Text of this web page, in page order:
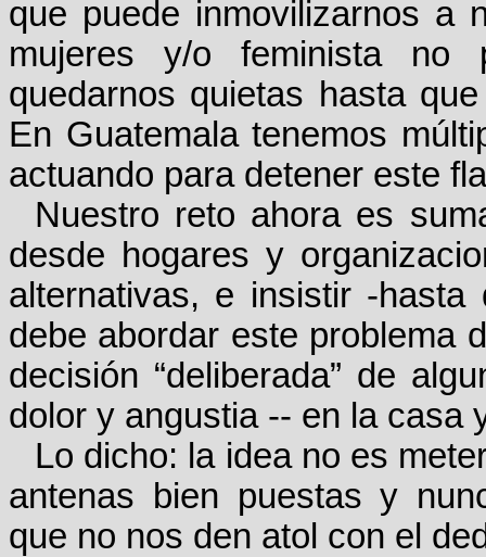
que puede inmovilizarnos a
mujeres y/o feminista
quedarnos quietas hasta
En Guatemala tenemos
actuando para detener este
Nuestro reto ahora es
desde hogares y
alternativas, e insistir -
debe abordar este problema
decisión “deliberada” de
dolor y angustia -- en la casa
Lo dicho: la idea no es
antenas bien puestas y
que no nos den atol con el